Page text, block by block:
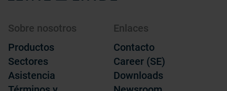
Sobre nosotros
Productos
Sectores
Asistencia
Enlaces
Contacto
Career (SE)
Downloads